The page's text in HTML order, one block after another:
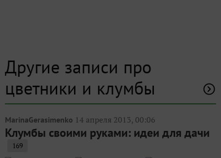
Другие записи про
цветники и клумбы
MarinaGerasimenko 14 апреля 2013, 00:06
Клумбы своими руками: идеи для дачи
169